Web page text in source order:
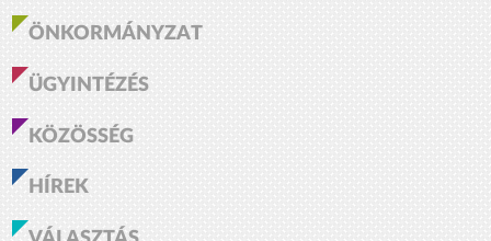
ÖNKORMÁNYZAT
ÜGYINTÉZÉS
KÖZÖSSÉG
HÍREK